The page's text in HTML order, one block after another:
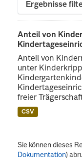
Ergebnisse
Anteil von
Anteil von
unter
freier
CSV
Sie können dieses
Dokumentation)